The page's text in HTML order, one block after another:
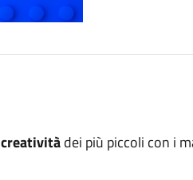
creativitàdei più piccoli con i